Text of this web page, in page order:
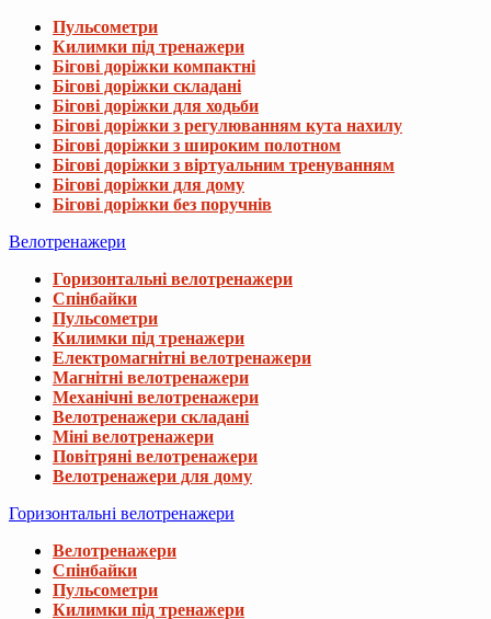
Пульсометри
Килимки під тренажери
Бігові доріжки компактні
Бігові доріжки складані
Бігові доріжки для ходьби
Бігові доріжки з регулюванням кута нахилу
Бігові доріжки з широким полотном
Бігові доріжки з віртуальним тренуванням
Бігові доріжки для дому
Бігові доріжки без поручнів
Велотренажери
Горизонтальні велотренажери
Спінбайки
Пульсометри
Килимки під тренажери
Електромагнітні велотренажери
Магнітні велотренажери
Механічні велотренажери
Велотренажери складані
Міні велотренажери
Повітряні велотренажери
Велотренажери для дому
Горизонтальні велотренажери
Велотренажери
Спінбайки
Пульсометри
Килимки під тренажери